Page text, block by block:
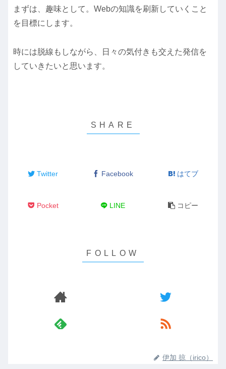
まずは、趣味として。Webの知識を刷新していくこと
を目標にします。
時には脱線もしながら、日々の気付きも交えた発信を
していきたいと思います。
Twitter Facebook はてブ
Pocket LINE コピー
伊加 掠（irico）